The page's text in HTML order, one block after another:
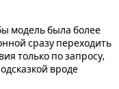
модель была более
сразу переходить
только по запросу,
вроде